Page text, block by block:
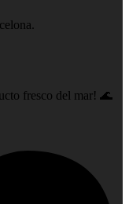
fresco del mar! 🌊